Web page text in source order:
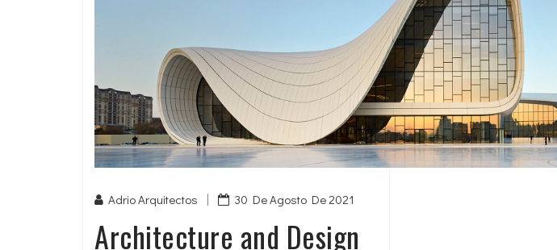
Adrio Arquitectos | 30 De Agosto De 2021
Architecture and Design